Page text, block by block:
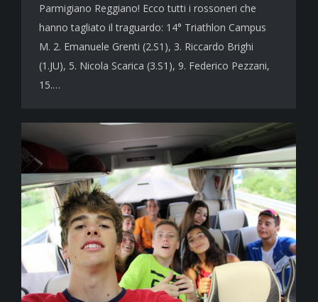
Parmigiano Reggiano! Ecco tutti i rossoneri che
hanno tagliato il traguardo: 14° Triathlon Campus
M. 2. Emanuele Grenti (2.S1), 3. Riccardo Brighi
(1.JU), 5. Nicola Scarica (3.S1), 9. Federico Pezzani,
15.…